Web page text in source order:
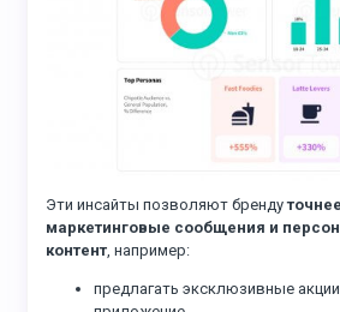
Эти инсайты позволяют бренду
маркетинговые сообщения и
контент, например:
предлагать эксклюзивные